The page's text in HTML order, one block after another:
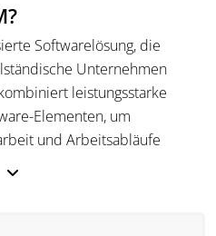
Softwarelösung, die
Unternehmen
leistungsstarke
Elementen, um
und Arbeitsabläufe
anpassen und in